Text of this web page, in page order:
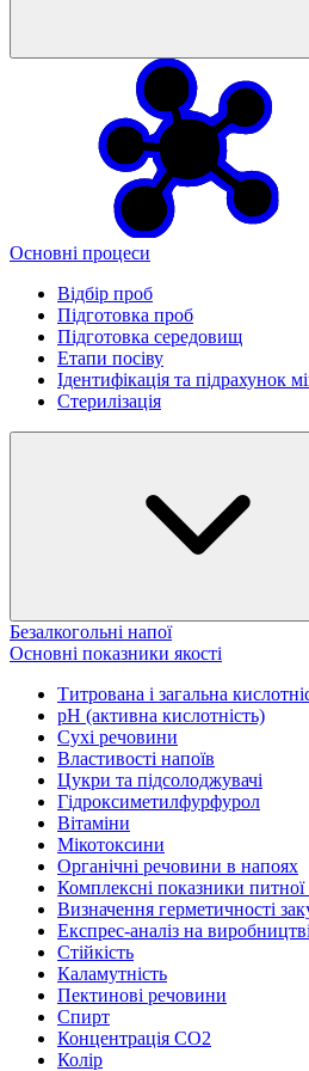
Основні процеси
Відбір проб
Підготовка проб
Підготовка середовищ
Етапи посіву
Ідентифікація та підрахунок
Стерилізація
Безалкогольні напої
Основні показники якості
Титрована і загальна
рН (активна кислотність)
Сухі речовини
Властивості напоїв
Цукри та підсолоджувачі
Гідроксиметилфурфурол
Вітаміни
Мікотоксини
Органічні речовини в напоях
Комплексні показники питної
Визначення герметичності
Експрес-аналіз на виробництві
Стійкість
Каламутність
Пектинові речовини
Спирт
Концентрація СО2
Колір